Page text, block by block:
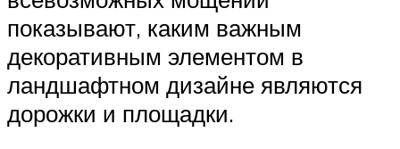
показывают, каким важным
декоративным элементом в
ландшафтном дизайне являются
дорожки и площадки.